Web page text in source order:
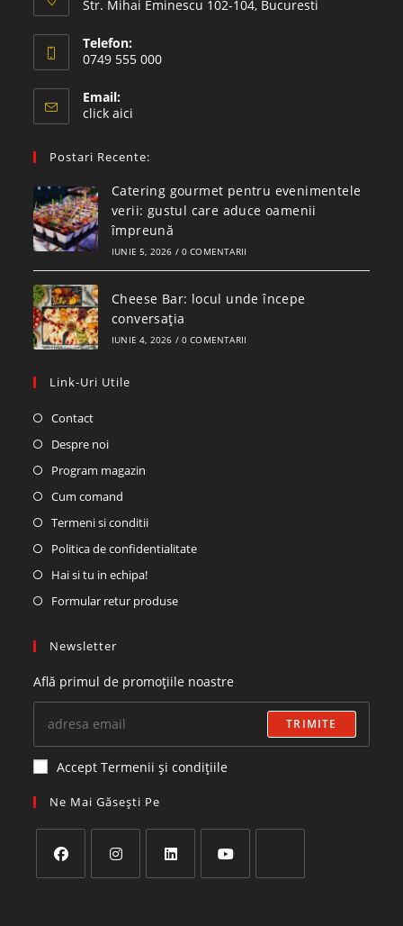
Str. Mihai Eminescu 102-104, Bucuresti
Telefon:
0749 555 000
Email:
click aici
Postari Recente:
Catering gourmet pentru evenimentele
verii: gustul care aduce oamenii
împreună
IUNIE 5, 2026 / 0 COMENTARII
Cheese Bar: locul unde începe
conversația
IUNIE 4, 2026 / 0 COMENTARII
Link-Uri Utile
Contact
Despre noi
Program magazin
Cum comand
Termeni si conditii
Politica de confidentialitate
Hai si tu in echipa!
Formular retur produse
Newsletter
Află primul de promoțiile noastre
TRIMITE
Accept Termenii și condițiile
Ne Mai Găsești Pe